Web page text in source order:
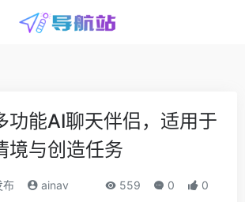
功能AI聊天伴侣，适用于
境与创造任务
布 ainav 559 0 0